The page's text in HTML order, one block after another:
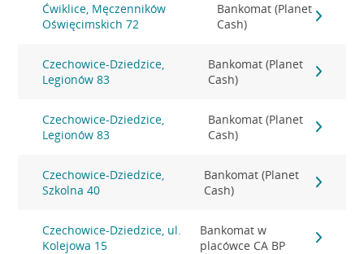
Ćwiklice, Męczenników
Oświęcimskich 72
Bankomat (Planet
Cash)
Czechowice-Dziedzice,
Legionów 83
Bankomat (Planet
Cash)
Czechowice-Dziedzice,
Legionów 83
Bankomat (Planet
Cash)
Czechowice-Dziedzice,
Szkolna 40
Bankomat (Planet
Cash)
Czechowice-Dziedzice, ul.
Kolejowa 15
Bankomat w
placówce CA BP